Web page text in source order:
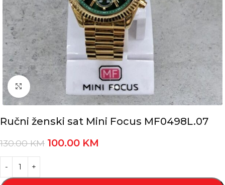
Kliknite za povećanje
Ručni ženski sat Mini Focus MF0498L.07
130.00KM 100.00 KM